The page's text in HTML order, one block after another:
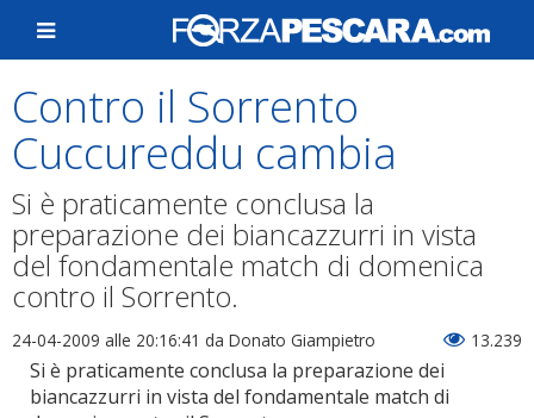
Contro il Sorrento
Cuccureddu cambia
Si è praticamente conclusa la
preparazione dei biancazzurri in vista
del fondamentale match di domenica
contro il Sorrento.
24-04-2009 alle 20:16:41 da Donato Giampietro 13.239
Si è praticamente conclusa la preparazione dei
biancazzurri in vista del fondamentale match di